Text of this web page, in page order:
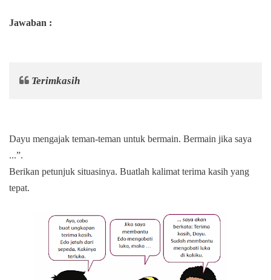
Jawaban :
Terimkasih
Dayu mengajak teman-teman untuk bermain. Bermain jika saya
...”.
Berikan petunjuk situasinya. Buatlah kalimat terima kasih yang
tepat.